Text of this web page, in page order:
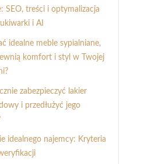
SEO, treści i optymalizacja
i AI
idealne meble sypialniane,
komfort i styl w Twojej
zabezpieczyć lakier
i przedłużyć jego
idealnego najemcy: Kryteria